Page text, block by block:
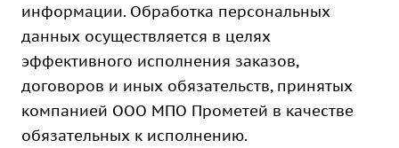
информации. Обработка персональных
данных осуществляется в целях
эффективного исполнения заказов,
договоров и иных обязательств, принятых
компанией ООО МПО Прометей в качестве
обязательных к исполнению.